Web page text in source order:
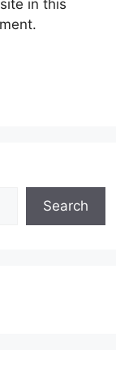
in this
Search